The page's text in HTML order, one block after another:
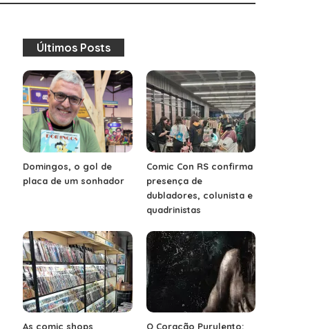
Últimos Posts
Domingos, o gol de
placa de um sonhador
Comic Con RS confirma
presença de
dubladores, colunista e
quadrinistas
As comic shops
O Coração Purulento: